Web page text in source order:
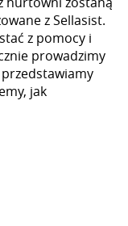
z Sellasist.
z pomocy i
prowadzimy
jak